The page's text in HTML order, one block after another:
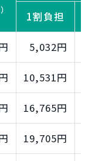
1割負担
5,032円
10,531円
16,765円
19,705円